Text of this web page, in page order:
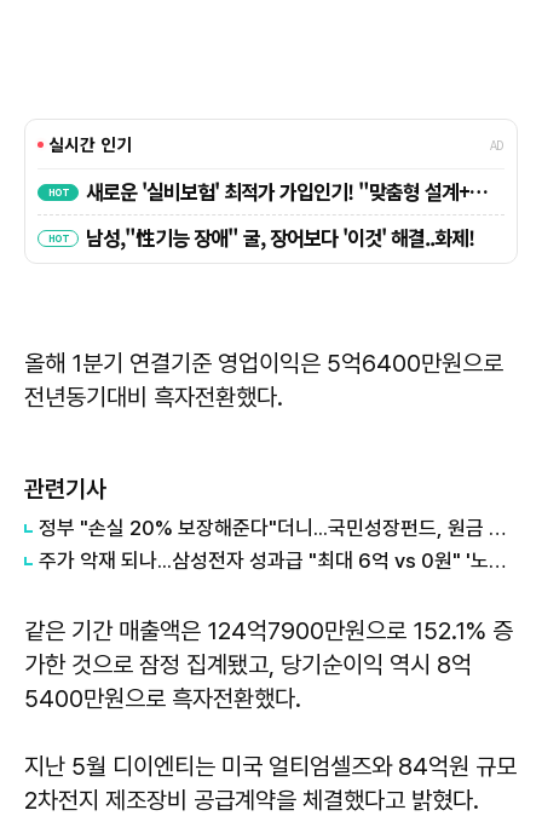
올해 1분기 연결기준 영업이익은 5억6400만원으로
전년동기대비 흑자전환했다.
관련기사
정부 "손실 20% 보장해준다"더니...국민성장펀드, 원금 손실 시작됐다
주가 악재 되나...삼성전자 성과급 "최대 6억 vs 0원" '노노갈등' 터진 이유
같은 기간 매출액은 124억7900만원으로 152.1% 증
가한 것으로 잠정 집계됐고, 당기순이익 역시 8억
5400만원으로 흑자전환했다.
지난 5월 디이엔티는 미국 얼티엄셀즈와 84억원 규모
2차전지 제조장비 공급계약을 체결했다고 밝혔다.